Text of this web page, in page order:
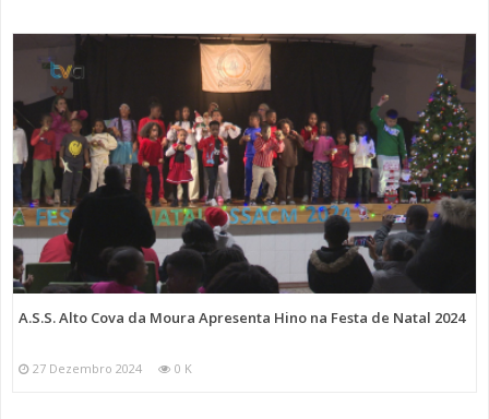
A.S.S. Alto Cova da Moura Apresenta Hino na Festa de Natal 2024
27 Dezembro 2024 0 K